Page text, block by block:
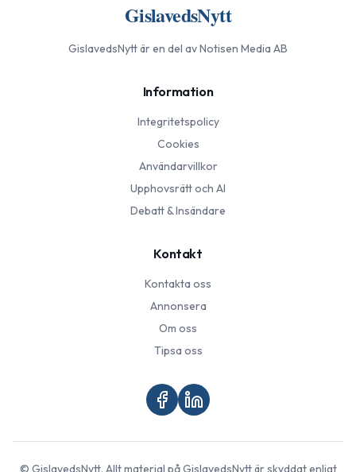
GislavedsNytt
GislavedsNyttär en del av Notisen Media AB
Information
Integritetspolicy
Cookies
Användarvillkor
Upphovsrätt och AI
Debatt & Insändare
Kontakt
Kontakta oss
Annonsera
Om oss
Tipsa oss
© GislavedsNytt. Allt material påGislavedsNyttär skyddat enligt